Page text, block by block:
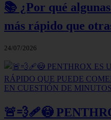
📚 ¿Por qué
más rápido que
24/07/2026
🚨💨🩹😳